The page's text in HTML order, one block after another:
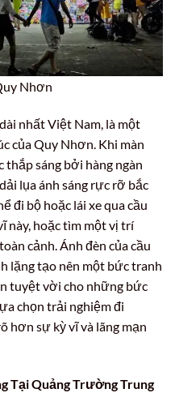
Nhơn
nhất Việt Nam, là một
của Quy Nhơn. Khi màn
thắp sáng bởi hàng ngàn
lụa ánh sáng rực rỡ bắc
đi bộ hoặc lái xe qua cầu
này, hoặc tìm một vị trí
cảnh. Ánh đèn của cầu
lặng tạo nên một bức tranh
tuyệt vời cho những bức
chọn trải nghiệm đi
hơn sự kỳ vĩ và lãng mạn
Tại Quảng Trường Trung